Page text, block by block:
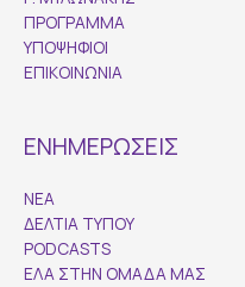
ΠΡΟΓΡΑΜΜΑ
ΥΠΟΨΗΦΙΟΙ
ΕΠΙΚΟΙΝΩΝΙΑ
ΕΝΗΜΕΡΩΣΕΙΣ
ΝΕΑ
ΔΕΛΤΙΑ ΤΥΠΟΥ
PODCASTS
ΕΛΑ ΣΤΗΝ ΟΜΑΔΑ ΜΑΣ